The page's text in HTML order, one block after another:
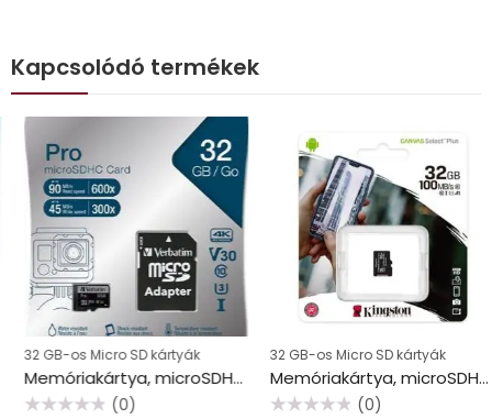
Kapcsolódó termékek
32 GB-os Micro SD kártyák
Memóriakártya, microSDHC, 32GB, CL10/U3, 90/45 MB/s, adapter, VERBATIM “PRO”
(0)
32 GB-os Micro SD kártyák
Memóriakártya, microSDHC, 32GB, CL10/UHS-I/U1/V10/A1, KINGSTON “Canvas Select Plus”
(0)